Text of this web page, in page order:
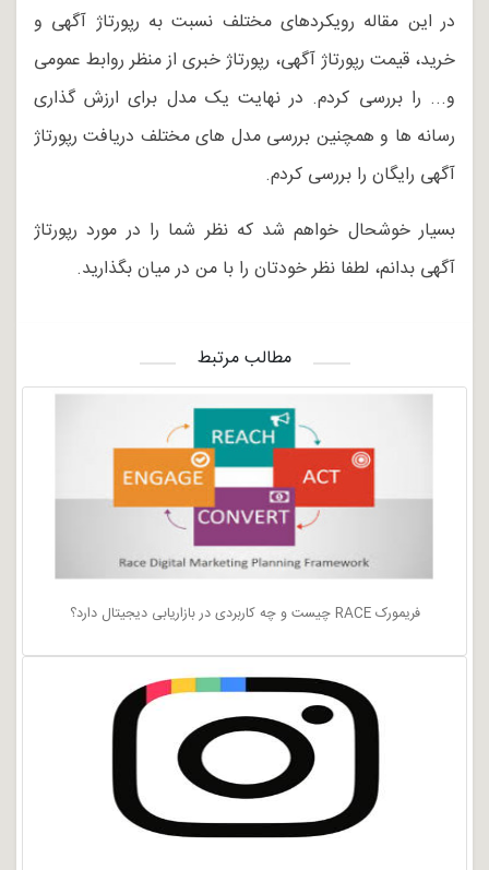
در این مقاله رویکردهای مختلف نسبت به رپورتاژ آگهی و
خرید، قیمت رپورتاژ آگهی، رپورتاژ خبری از منظر روابط عمومی
و... را بررسی کردم. در نهایت یک مدل برای ارزش گذاری
رسانه ها و همچنین بررسی مدل های مختلف دریافت رپورتاژ
آگهی رایگان را بررسی کردم.
بسیار خوشحال خواهم شد که نظر شما را در مورد رپورتاژ
آگهی بدانم، لطفا نظر خودتان را با من در میان بگذارید.
مطالب مرتبط
فریمورک RACE چیست و چه کاربردی در بازاریابی دیجیتال دارد؟